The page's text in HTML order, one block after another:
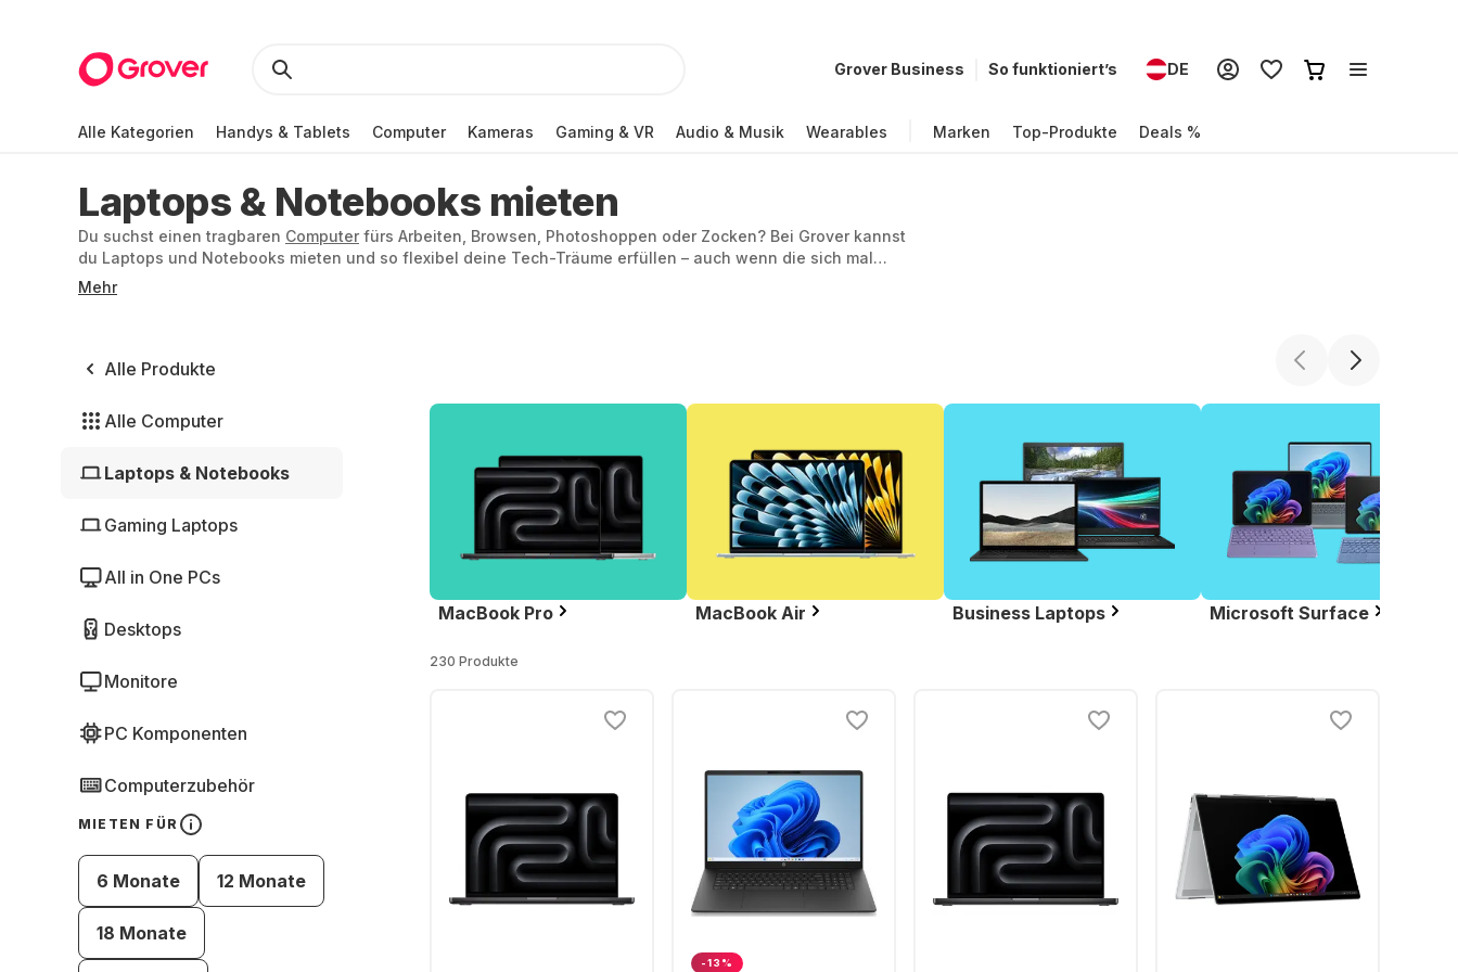
Grover Business So funktioniert’s DE
Alle Kategorien Handys & Tablets Computer Kameras Gaming & VR Audio & Musik Wearables Marken Top-Produkte Deals %
Laptops & Notebooks mieten
Du suchst einen tragbaren Computer fürs Arbeiten, Browsen, Photoshoppen oder Zocken? Bei Grover kannst
du Laptops und Notebooks mieten und so flexibel deine Tech-Träume erfüllen – auch wenn die sich mal
ändern. Egal, ob Gaming Laptop oder superleichtes Notebook für die schnellen Geistesblitze unterwegs:
Laptops bieten dir viel Freiheit kombiniert mit starker Rechenleistung. Uns noch mehr Flexibilität bekommst
Mehr
Alle Produkte
Alle Computer
Laptops & Notebooks
Gaming Laptops
All in One PCs
Desktops
Monitore
PC Komponenten
Computerzubehör
MIETEN FÜR
6 Monate 12 Monate
18 Monate
MacBook Pro MacBook Air Business Laptops Microsoft Surface
230 Produkte
-13%